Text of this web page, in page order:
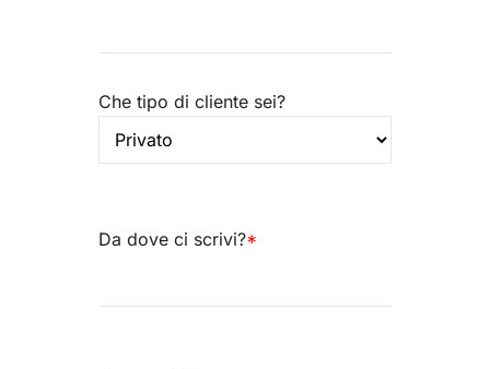
Che tipo di cliente sei?
Da dove ci scrivi?*